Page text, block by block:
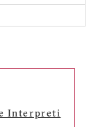
Interpreti